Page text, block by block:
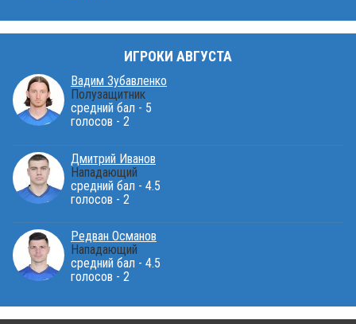
ИГРОКИ АВГУСТА
Вадим Зубавленко
Полузащитник
средний бал - 5
голосов - 2
Дмитрий Иванов
Нападающий
средний бал - 4.5
голосов - 2
Редван Османов
Нападающий
средний бал - 4.5
голосов - 2